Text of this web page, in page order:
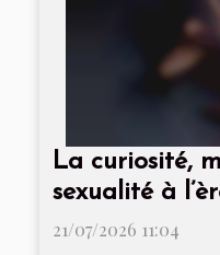
La curiosité,
sexualité à
21/07/2026 11:04